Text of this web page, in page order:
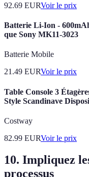
92.69 EURVoir le prix
Batterie Li-Ion -
que Sony MK11-3023
Batterie Mobile
21.49 EURVoir le prix
Table Console 3
Style Scandinave
Costway
82.99 EURVoir le prix
10. Impliquez
processus